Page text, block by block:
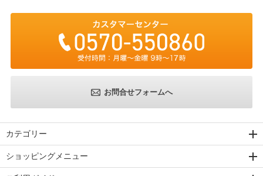
お問合せフォームへ
カテゴリー
ショッピングメニュー